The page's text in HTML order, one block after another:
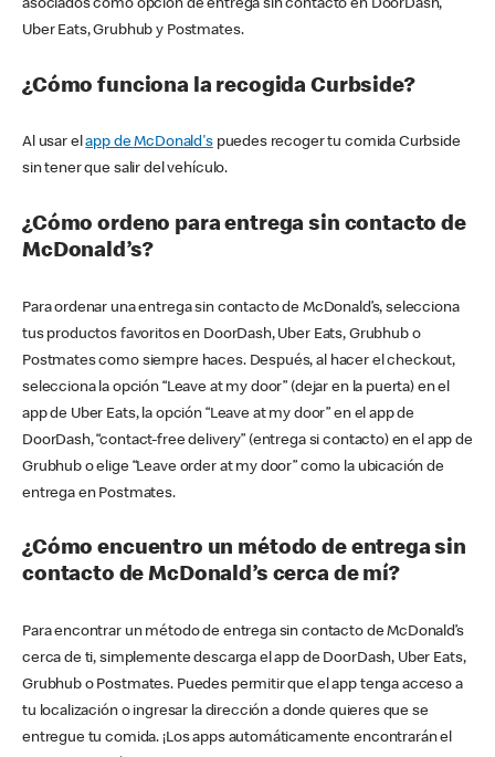
asociados como opción de entrega sin contacto en DoorDash,
Uber Eats, Grubhub y Postmates.
¿Cómo funciona la recogida Curbside?
Al usar elapp de McDonald'spuedes recoger tu comida Curbside
sin tener que salir del vehículo.
¿Cómo ordeno para entrega sin contacto de
McDonald’s?
Para ordenar una entrega sin contacto de McDonald’s, selecciona
tus productos favoritos en DoorDash, Uber Eats, Grubhub o
Postmates como siempre haces. Después, al hacer el checkout,
selecciona la opción “Leave at my door” (dejar en la puerta) en el
app de Uber Eats, la opción “Leave at my door” en el app de
DoorDash, “contact-free delivery” (entrega si contacto) en el app de
Grubhub o elige “Leave order at my door” como la ubicación de
entrega en Postmates.
¿Cómo encuentro un método de entrega sin
contacto de McDonald’s cerca de mí?
Para encontrar un método de entrega sin contacto de McDonald’s
cerca de ti, simplemente descarga el app de DoorDash, Uber Eats,
Grubhub o Postmates. Puedes permitir que el app tenga acceso a
tu localización o ingresar la dirección a donde quieres que se
entregue tu comida. ¡Los apps automáticamente encontrarán el